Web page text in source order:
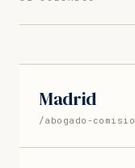
Madrid
/abogado-